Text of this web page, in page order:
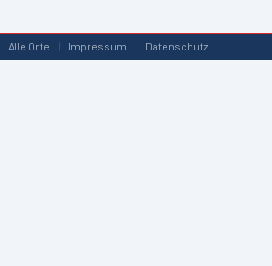
Alle Orte | Impressum | Datenschutz